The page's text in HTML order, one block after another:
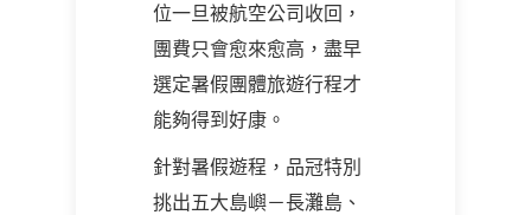
位一旦被航空公司收回，
團費只會愈來愈高，盡早
選定暑假團體旅遊行程才
能夠得到好康。
針對暑假遊程，品冠特別
挑出五大島嶼－長灘島、